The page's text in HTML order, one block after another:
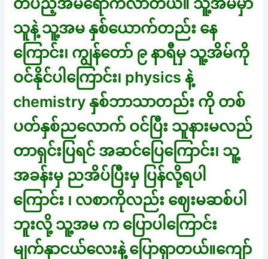
တပည့်အိမ်ရောက်လာတယ်။ သူ့အိမ်မှာ
သူနဲ့ သူ့အမ နှစ်ယောက်တည်း နေ
ကြောင်း၊ ကျွန်တော် ၉ နာရီမှ သူ့အိမ်ကို
ဝင်နိုင်ပါကြောင်း၊ physics နဲ့
chemistry နှစ်ဘာသာတည်း ကို တစ်
ပတ်နှစ်ညလောက် ဝင်ပြီး သူနားမလည်
တာရှင်းပြရင် အဆင်ပြေကြောင်း၊ သူ့
အခန်းမှ ညအိပ်ပြီးမှ ပြန်လို့ရပါ
ကြောင်း ၊ လစာကိုလည်း ဈေးမဆစ်ပါ
ဘူးလို့ သူ့အမ က ပြောပါကြောင်း
မျက်နှာငယ်လေးနဲ့ ပြောရှာတယ်။ကျော်